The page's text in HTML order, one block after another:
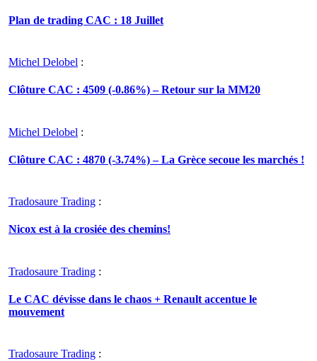
Plan de trading CAC : 18 Juillet
Michel Delobel :
Clôture CAC : 4509 (-0.86%) – Retour sur la MM20
Michel Delobel :
Clôture CAC : 4870 (-3.74%) – La Grèce secoue les marchés !
Tradosaure Trading :
Nicox est à la crosiée des chemins!
Tradosaure Trading :
Le CAC dévisse dans le chaos + Renault accentue le
mouvement
Tradosaure Trading :